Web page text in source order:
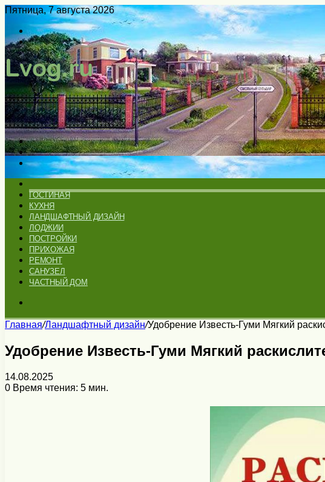
Пятница, 7 августа 2026
Войти
Switch
skin
Меню
Искать
Switch
skin
ГОСТИНАЯ
КУХНЯ
ЛАНДШАФТНЫЙ ДИЗАЙН
ЛОДЖИИ
ПОСТРОЙКИ
ПРИХОЖАЯ
РЕМОНТ
САНУЗЕЛ
ЧАСТНЫЙ ДОМ
Главная/Ландшафтный дизайн/Удобрение Известь-Гуми Мягкий
Удобрение Известь-Гуми Мягкий
14.08.2025
0 Время чтения: 5 мин.